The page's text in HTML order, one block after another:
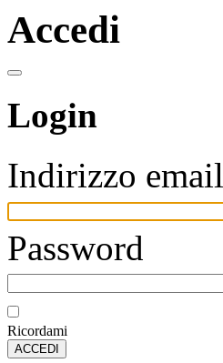
Accedi
Login
Indirizzo email
Password
Ricordami
ACCEDI